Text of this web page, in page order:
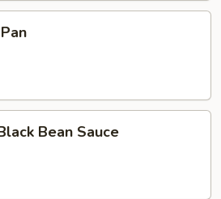
Bean Sauce